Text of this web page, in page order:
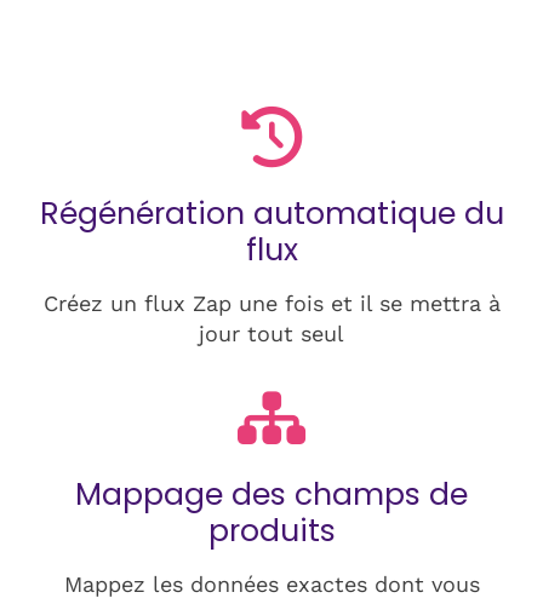
Régénération automatique du
flux
Créez un flux Zap une fois et il se mettra à
jour tout seul
Mappage des champs de
produits
Mappez les données exactes dont vous